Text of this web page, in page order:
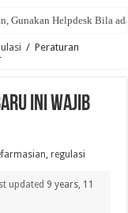
Gunakan Helpdesk Bila
dari 50 SKP Apoteker
/ Peraturan
Ini Wajib
,regulasi
updated 9 years, 11